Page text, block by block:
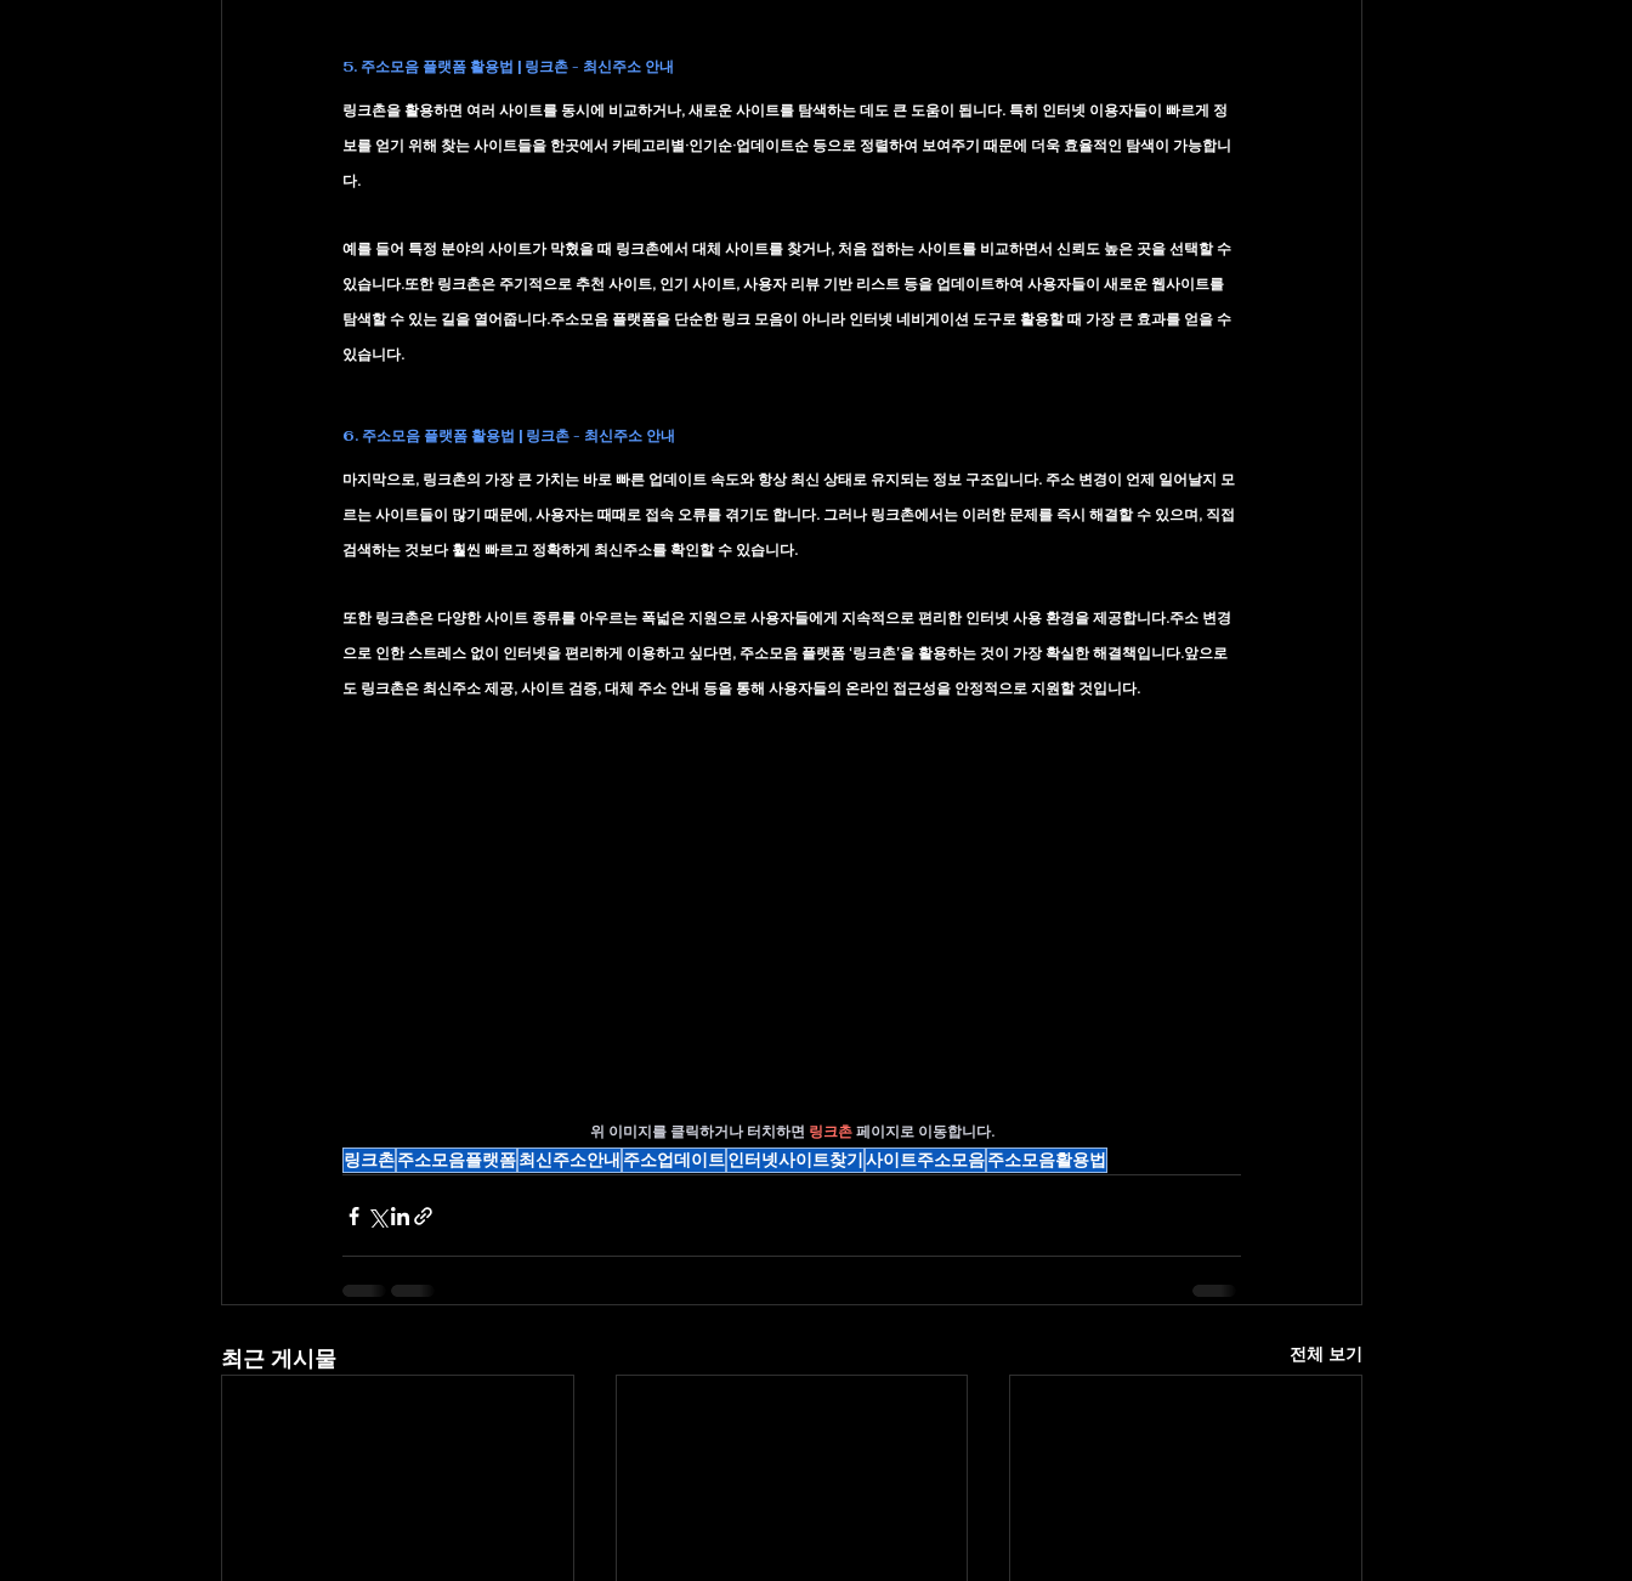
5. 주소모음 플랫폼 활용법 | 링크촌 - 최신주소 안내
링크촌을 활용하면 여러 사이트를 동시에 비교하거나, 새로운 사이트를 탐색하는 데도 큰 도움이 됩니다. 특히 인터넷 이용자들이 빠르게 정
보를 얻기 위해 찾는 사이트들을 한곳에서 카테고리별·인기순·업데이트순 등으로 정렬하여 보여주기 때문에 더욱 효율적인 탐색이 가능합니
다.
예를 들어 특정 분야의 사이트가 막혔을 때 링크촌에서 대체 사이트를 찾거나, 처음 접하는 사이트를 비교하면서 신뢰도 높은 곳을 선택할 수
있습니다.또한 링크촌은 주기적으로 추천 사이트, 인기 사이트, 사용자 리뷰 기반 리스트 등을 업데이트하여 사용자들이 새로운 웹사이트를
탐색할 수 있는 길을 열어줍니다.주소모음 플랫폼을 단순한 링크 모음이 아니라 인터넷 네비게이션 도구로 활용할 때 가장 큰 효과를 얻을 수
있습니다.
6. 주소모음 플랫폼 활용법 | 링크촌 - 최신주소 안내
마지막으로, 링크촌의 가장 큰 가치는 바로 빠른 업데이트 속도와 항상 최신 상태로 유지되는 정보 구조입니다. 주소 변경이 언제 일어날지 모
르는 사이트들이 많기 때문에, 사용자는 때때로 접속 오류를 겪기도 합니다. 그러나 링크촌에서는 이러한 문제를 즉시 해결할 수 있으며, 직접
검색하는 것보다 훨씬 빠르고 정확하게 최신주소를 확인할 수 있습니다.
또한 링크촌은 다양한 사이트 종류를 아우르는 폭넓은 지원으로 사용자들에게 지속적으로 편리한 인터넷 사용 환경을 제공합니다.주소 변경
으로 인한 스트레스 없이 인터넷을 편리하게 이용하고 싶다면, 주소모음 플랫폼 ‘링크촌’을 활용하는 것이 가장 확실한 해결책입니다.앞으로
도 링크촌은 최신주소 제공, 사이트 검증, 대체 주소 안내 등을 통해 사용자들의 온라인 접근성을 안정적으로 지원할 것입니다.
위 이미지를 클릭하거나 터치하면 링크촌 페이지로 이동합니다.
링크촌주소모음플랫폼최신주소안내 주소업데이트인터넷사이트찾기 사이트주소모음주소모음활용법
최근 게시물 전체 보기